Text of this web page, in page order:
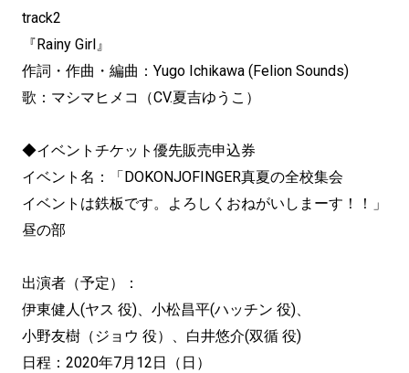
track2
『Rainy Girl』
作詞・作曲・編曲：Yugo Ichikawa (Felion Sounds)
歌：マシマヒメコ（CV.夏吉ゆうこ）
◆イベントチケット優先販売申込券
イベント名：「DOKONJOFINGER真夏の全校集会
イベントは鉄板です。よろしくおねがいしまーす！！」
昼の部
出演者（予定）：
伊東健人(ヤス 役)、小松昌平(ハッチン 役)、
小野友樹（ジョウ 役）、白井悠介(双循 役)
日程：2020年7月12日（日）